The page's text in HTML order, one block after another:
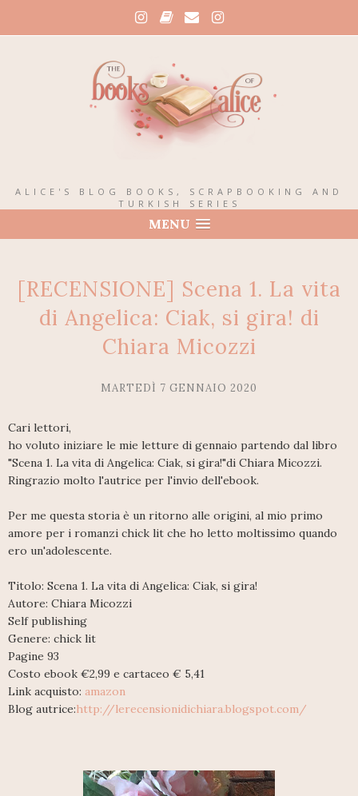
ALICE'S BLOG BOOKS, SCRAPBOOKING AND
TURKISH SERIES
MENU
[RECENSIONE] Scena 1. La vita
di Angelica: Ciak, si gira! di
Chiara Micozzi
MARTEDÌ 7 GENNAIO 2020
Cari lettori,
ho voluto iniziare le mie letture di gennaio partendo dal libro
"Scena 1. La vita di Angelica: Ciak, si gira!"di Chiara Micozzi.
Ringrazio molto l'autrice per l'invio dell'ebook.
Per me questa storia è un ritorno alle origini, al mio primo
amore per i romanzi chick lit che ho letto moltissimo quando
ero un'adolescente.
Titolo: Scena 1. La vita di Angelica: Ciak, si gira!
Autore: Chiara Micozzi
Self publishing
Genere: chick lit
Pagine 93
Costo ebook €2,99 e cartaceo € 5,41
Link acquisto: amazon
Blog autrice:http://lerecensionidichiara.blogspot.com/